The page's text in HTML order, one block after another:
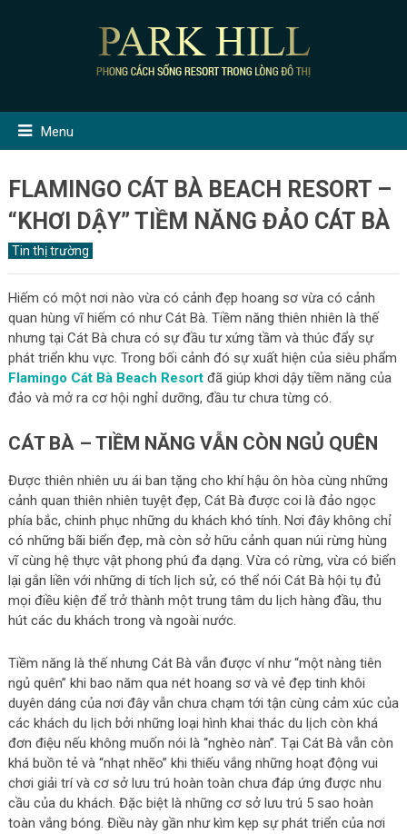
Menu
FLAMINGO CÁT BÀ BEACH RESORT –
“KHƠI DẬY” TIỀM NĂNG ĐẢO CÁT BÀ
Tin thị trường
Hiếm có một nơi nào vừa có cảnh đẹp hoang sơ vừa có cảnh
quan hùng vĩ hiếm có như Cát Bà. Tiềm năng thiên nhiên là thế
nhưng tại Cát Bà chưa có sự đầu tư xứng tầm và thúc đẩy sự
phát triển khu vực. Trong bối cảnh đó sự xuất hiện của siêu phẩm
Flamingo Cát Bà Beach Resortđã giúp khơi dậy tiềm năng của
đảo và mở ra cơ hội nghỉ dưỡng, đầu tư chưa từng có.
CÁT BÀ – TIỀM NĂNG VẪN CÒN NGỦ QUÊN
Được thiên nhiên ưu ái ban tặng cho khí hậu ôn hòa cùng những
cảnh quan thiên nhiên tuyệt đẹp, Cát Bà được coi là đảo ngọc
phía bắc, chinh phục những du khách khó tính. Nơi đây không chỉ
có những bãi biển đẹp, mà còn sở hữu cảnh quan núi rừng hùng
vĩ cùng hệ thực vật phong phú đa dạng. Vừa có rừng, vừa có biển
lại gắn liền với những di tích lịch sử, có thể nói Cát Bà hội tụ đủ
mọi điều kiện để trở thành một trung tâm du lịch hàng đầu, thu
hút các du khách trong và ngoài nước.
Tiềm năng là thế nhưng Cát Bà vẫn được ví như “một nàng tiên
ngủ quên” khi bao năm qua nét hoang sơ và vẻ đẹp tinh khôi
duyên dáng của nơi đây vẫn chưa chạm tới tận cùng cảm xúc của
các khách du lịch bởi những loại hình khai thác du lịch còn khá
đơn điệu nếu không muốn nói là “nghèo nàn”. Tại Cát Bà vẫn còn
khá buồn tẻ và “nhạt nhẽo” khi thiếu vắng những hoạt động vui
chơi giải trí và cơ sở lưu trú hoàn toàn chưa đáp ứng được nhu
cầu của du khách. Đặc biệt là những cơ sở lưu trú 5 sao hoàn
toàn vắng bóng. Điều này gần như kìm kẹp sự phát triển của nơi